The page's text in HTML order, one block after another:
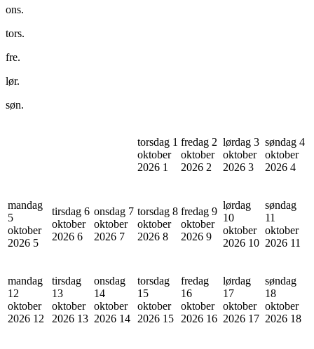
ons.
tors.
fre.
lør.
søn.
torsdag 1
oktober
2026 1
fredag 2
oktober
2026 2
lørdag 3
oktober
2026 3
søndag 4
oktober
2026 4
mandag
5
oktober
2026 5
tirsdag 6
oktober
2026 6
onsdag 7
oktober
2026 7
torsdag 8
oktober
2026 8
fredag 9
oktober
2026 9
lørdag
10
oktober
2026 10
søndag
11
oktober
2026 11
mandag
12
oktober
2026 12
tirsdag
13
oktober
2026 13
onsdag
14
oktober
2026 14
torsdag
15
oktober
2026 15
fredag
16
oktober
2026 16
lørdag
17
oktober
2026 17
søndag
18
oktober
2026 18